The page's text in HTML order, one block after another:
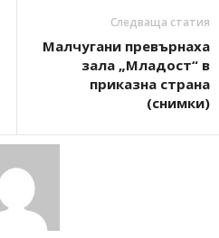
Следваща статия
Малчугани превърнаха
зала „Младост“ в
приказна страна
(снимки)